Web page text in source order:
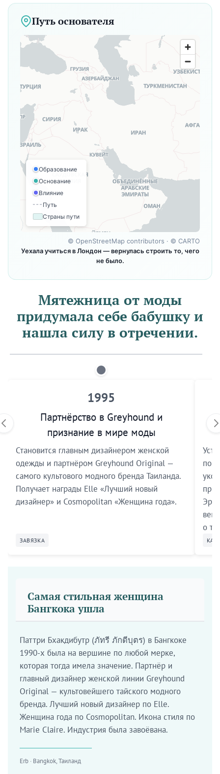
Путь основателя
Образование
Основание
Влияние
Путь
Страны пути
© OpenStreetMap contributors · © CARTO
Уехала учиться в Лондон — вернулась строить то, чего
не было.
Мятежница от моды
придумала себе бабушку и
нашла силу в отречении.
1995
Партнёрство в Greyhound и
признание в мире моды
Становится главным дизайнером женской
одежды и партнёром Greyhound Original —
самого культового модного бренда Таиланда.
Получает награды Elle «Лучший новый
дизайнер» и Cosmopolitan «Женщина года».
ЗАВЯЗКА
о
Самая стильная женщина
Бангкока ушла
Паттри Бхакдибутр (ภัทรี ภักดีบุตร) в Бангкоке
1990-х была на вершине по любой мерке,
которая тогда имела значение. Партнёр и
главный дизайнер женской линии Greyhound
Original — культовейшего тайского модного
бренда. Лучший новый дизайнер по Elle.
Женщина года по Cosmopolitan. Икона стиля по
Marie Claire. Индустрия была завоёвана.
Erb · Bangkok, Таиланд